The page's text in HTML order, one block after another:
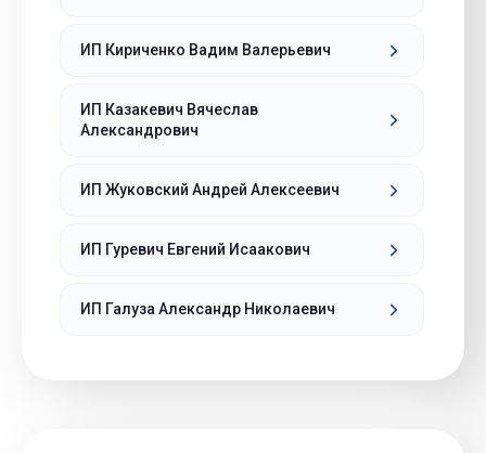
ИП Кириченко Вадим Валерьевич
ИП Казакевич Вячеслав
Александрович
ИП Жуковский Андрей Алексеевич
ИП Гуревич Евгений Исаакович
ИП Галуза Александр Николаевич